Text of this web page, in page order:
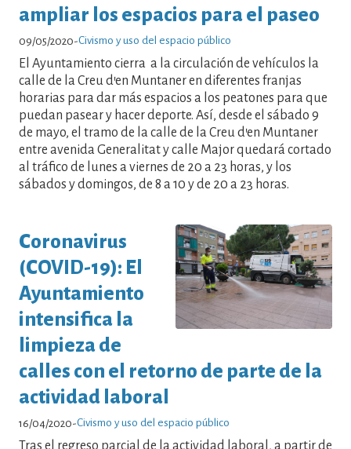
ampliar los espacios para el paseo
09/05/2020-Civismo y uso del espacio público
El Ayuntamiento cierra a la circulación de vehículos la
calle de la Creu d'en Muntaner en diferentes franjas
horarias para dar más espacios a los peatones para que
puedan pasear y hacer deporte. Así, desde el sábado 9
de mayo, el tramo de la calle de la Creu d'en Muntaner
entre avenida Generalitat y calle Major quedará cortado
al tráfico de lunes a viernes de 20 a 23 horas, y los
sábados y domingos, de 8 a 10 y de 20 a 23 horas.
Coronavirus
(COVID-19): El
Ayuntamiento
intensifica la
limpieza de
calles con el retorno de parte de la
actividad laboral
16/04/2020-Civismo y uso del espacio público
Tras el regreso parcial de la actividad laboral, a partir de